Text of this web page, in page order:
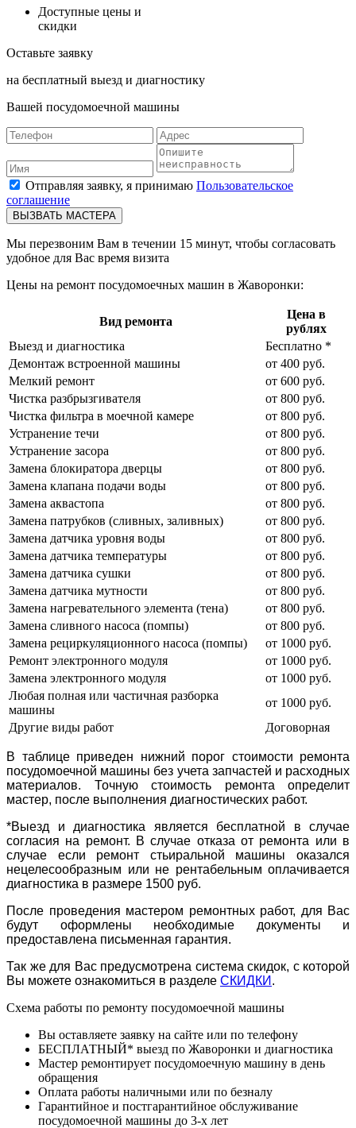
Доступные цены и
скидки
Оставьте заявку
на бесплатный выезд и диагностику
Вашей посудомоечной машины
Отправляя заявку, я принимаю Пользовательское
соглашение
ВЫЗВАТЬ МАСТЕРА
Мы перезвоним Вам в течении 15 минут, чтобы согласовать
удобное для Вас время визита
Цены на ремонт посудомоечных машин в Жаворонки:
Вид ремонта
Цена в
рублях
Выезд и диагностика
Бесплатно *
Демонтаж встроенной машины
от 400 руб.
Мелкий ремонт
от 600 руб.
Чистка разбрызгивателя
от 800 руб.
Чистка фильтра в моечной камере
от 800 руб.
Устранение течи
от 800 руб.
Устранение засора
от 800 руб.
Замена блокиратора дверцы
от 800 руб.
Замена клапана подачи воды
от 800 руб.
Замена аквастопа
от 800 руб.
Замена патрубков (сливных, заливных)
от 800 руб.
Замена датчика уровня воды
от 800 руб.
Замена датчика температуры
от 800 руб.
Замена датчика сушки
от 800 руб.
Замена датчика мутности
от 800 руб.
Замена нагревательного элемента (тена)
от 800 руб.
Замена сливного насоса (помпы)
от 800 руб.
Замена рециркуляционного насоса (помпы)
от 1000 руб.
Ремонт электронного модуля
от 1000 руб.
Замена электронного модуля
от 1000 руб.
Любая полная или частичная разборка
машины
от 1000 руб.
Другие виды работ
Договорная
В таблице приведен нижний порог стоимости ремонта
посудомоечной машины без учета запчастей и расходных
материалов. Точную стоимость ремонта определит
мастер, после выполнения диагностических работ.
*Выезд и диагностика является бесплатной в случае
согласия на ремонт. В случае отказа от ремонта или в
случае если ремонт стьиральной машины оказался
нецелесообразным или не рентабельным оплачивается
диагностика в размере 1500 руб.
После проведения мастером ремонтных работ, для Вас
будут оформлены необходимые документы и
предоставлена письменная гарантия.
Так же для Вас предусмотрена система скидок, с которой
Вы можете ознакомиться в разделе СКИДКИ .
Схема работы по ремонту посудомоечной машины
Вы оставляете заявку на сайте или по телефону
БЕСПЛАТНЫЙ* выезд по Жаворонки и диагностика
Мастер ремонтирует посудомоечную машину в день
обращения
Оплата работы наличными или по безналу
Гарантийное и постгарантийное обслуживание
посудомоечной машины до 3-х лет